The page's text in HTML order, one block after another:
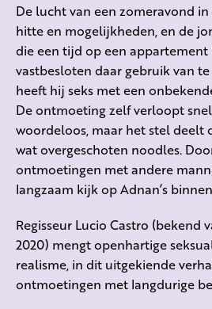
De lucht van een zomeravond
hitte en mogelijkheden, en de
die een tijd op een appartement
vastbesloten daar gebruik van
heeft hij seks met een
De ontmoeting zelf verloopt
woordeloos, maar het stel deelt
wat overgeschoten noodles.
ontmoetingen met andere
langzaam kijk op Adnan’s
Regisseur Lucio Castro (bekend
2020) mengt openhartige
realisme, in dit uitgekiende
ontmoetingen met langdurige